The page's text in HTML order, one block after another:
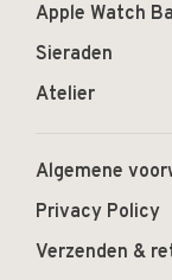
Apple Watch
Sieraden
Atelier
Algemene
Privacy Policy
Verzenden &